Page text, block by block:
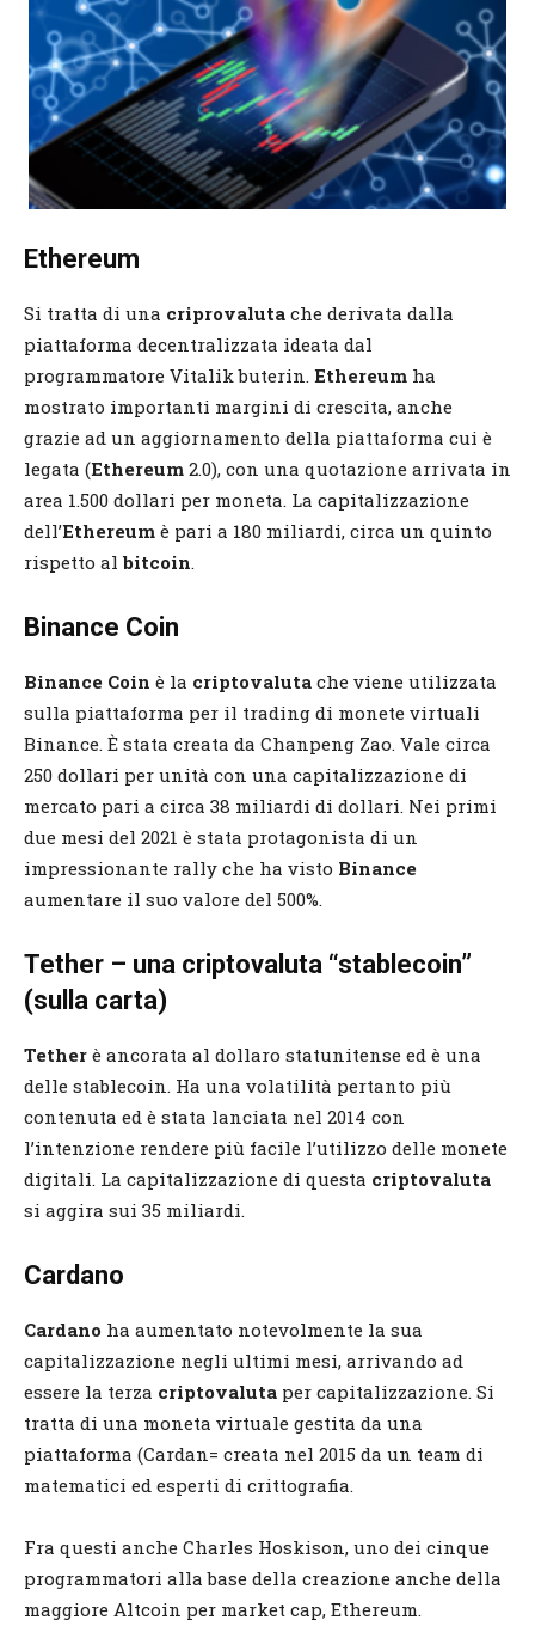
Ethereum
Si tratta di una criprovaluta che derivata dalla
piattaforma decentralizzata ideata dal
programmatore Vitalik buterin. Ethereum ha
mostrato importanti margini di crescita, anche
grazie ad un aggiornamento della piattaforma cui è
legata (Ethereum 2.0), con una quotazione arrivata in
area 1.500 dollari per moneta. La capitalizzazione
dell’Ethereum è pari a 180 miliardi, circa un quinto
rispetto albitcoin.
Binance Coin
Binance Coin è la criptovaluta che viene utilizzata
sulla piattaforma per il trading di monete virtuali
Binance. È stata creata da Chanpeng Zao. Vale circa
250 dollari per unità con una capitalizzazione di
mercato pari a circa 38 miliardi di dollari. Nei primi
due mesi del 2021 è stata protagonista di un
impressionante rally che ha visto Binance
aumentare il suo valore del 500%.
Tether – una criptovaluta “stablecoin”
(sulla carta)
Tether è ancorata al dollaro statunitense ed è una
delle stablecoin. Ha una volatilità pertanto più
contenuta ed è stata lanciata nel 2014 con
l’intenzione rendere più facile l’utilizzo delle monete
digitali. La capitalizzazione di questa criptovaluta
si aggira sui 35 miliardi.
Cardano
Cardano ha aumentato notevolmente la sua
capitalizzazione negli ultimi mesi, arrivando ad
essere la terza criptovaluta per capitalizzazione. Si
tratta di una moneta virtuale gestita da una
piattaforma (Cardan= creata nel 2015 da un team di
matematici ed esperti di crittografia.
Fra questi anche Charles Hoskison, uno dei cinque
programmatori alla base della creazione anche della
maggiore Altcoin per market cap, Ethereum.